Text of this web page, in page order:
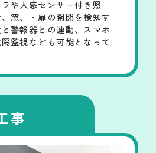
や人感センサー付き照
窓、・扉の開閉を検知す
警報器との連動、スマホ
監視なども可能となって
事